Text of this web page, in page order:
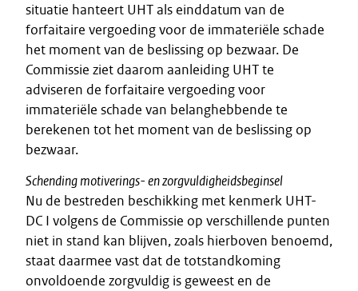
situatie hanteert UHT als einddatum van de
forfaitaire vergoeding voor de immateriële schade
het moment van de beslissing op bezwaar. De
Commissie ziet daarom aanleiding UHT te
adviseren de forfaitaire vergoeding voor
immateriële schade van belanghebbende te
berekenen tot het moment van de beslissing op
bezwaar.
Schending motiverings- en zorgvuldigheidsbeginsel
Nu de bestreden beschikking met kenmerk UHT-
DC I volgens de Commissie op verschillende punten
niet in stand kan blijven, zoals hierboven benoemd,
staat daarmee vast dat de totstandkoming
onvoldoende zorgvuldig is geweest en de